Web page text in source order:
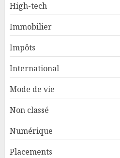
High-tech
Immobilier
Impôts
International
Mode de vie
Non classé
Numérique
Placements